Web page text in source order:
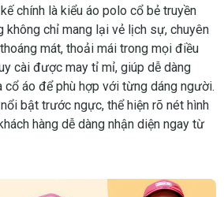
chính là kiểu áo polo cổ bẻ truyền
không chỉ mang lại vẻ lịch sự, chuyên
mát, thoải mái trong mọi điều
cài được may tỉ mỉ, giúp dễ dàng
cổ áo để phù hợp với từng dáng người.
bật trước ngực, thể hiện rõ nét hình
hàng dễ dàng nhận diện ngay từ